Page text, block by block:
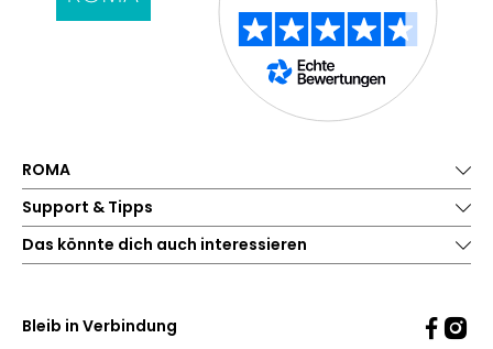
ROMA
Support & Tipps
Das könnte dich auch interessieren
Bleib in Verbindung